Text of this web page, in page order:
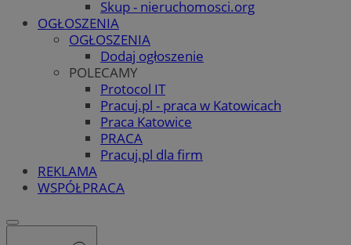
Skup - nieruchomosci.org
OGŁOSZENIA
OGŁOSZENIA
Dodaj ogłoszenie
POLECAMY
Protocol IT
Pracuj.pl - praca w Katowicach
Praca Katowice
PRACA
Pracuj.pl dla firm
REKLAMA
WSPÓŁPRACA